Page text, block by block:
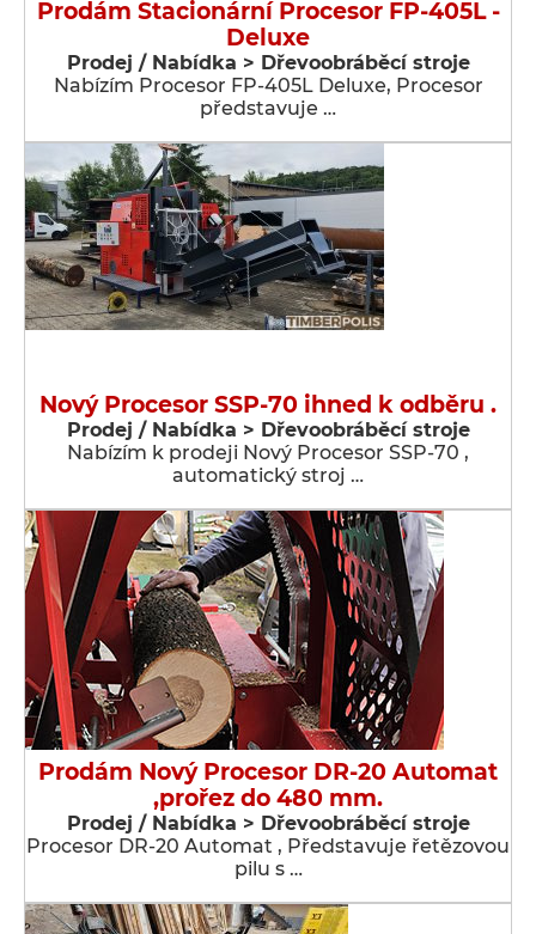
Prodám Stacionární Procesor FP-405L -
Deluxe
Prodej / Nabídka > Dřevoobráběcí stroje
Nabízím Procesor FP-405L Deluxe, Procesor
představuje …
Nový Procesor SSP-70 ihned k odběru .
Prodej / Nabídka > Dřevoobráběcí stroje
Nabízím k prodeji Nový Procesor SSP-70 ,
automatický stroj …
Prodám Nový Procesor DR-20 Automat
,prořez do 480 mm.
Prodej / Nabídka > Dřevoobráběcí stroje
Procesor DR-20 Automat , Představuje řetězovou
pilu s …